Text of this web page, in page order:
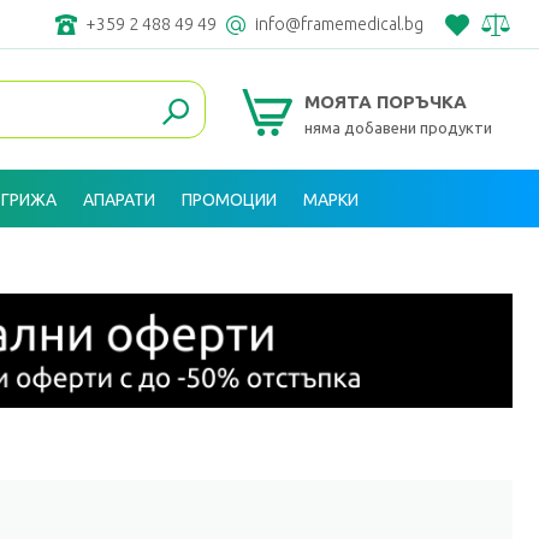
+359 2 488 49 49 info@framemedical.bg
МОЯТА ПОРЪЧКА
няма добавени продукти
АПАРАТИ ПРОМОЦИИ МАРКИ